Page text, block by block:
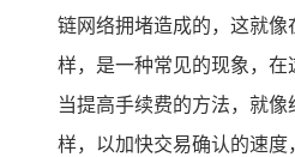
链网络拥堵造成的，这就
样，是一种常见的现象，
当提高手续费的方法，就
样，以加快交易确认的速